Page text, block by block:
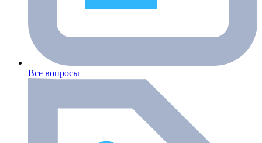
Все вопросы